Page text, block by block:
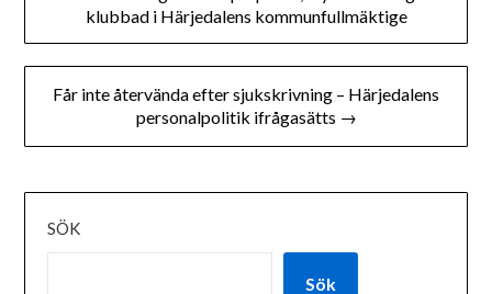
klubbad i Härjedalens kommunfullmäktige
Får inte återvända efter sjukskrivning – Härjedalens
personalpolitik ifrågasätts →
SÖK
Sök